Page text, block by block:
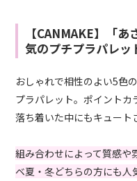
【CANMAKE】「
気のプチプラパレッ
おしゃれで相性のよい5色
プラパレット。ポイントカ
落ち着いた中にもキュート
組み合わせによって質感や
ベ夏・冬どちらの方にも人